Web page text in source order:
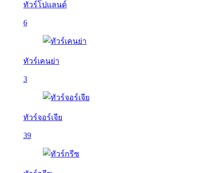
ทัวร์โปแลนด์
6
ทัวร์เคนย่า
3
ทัวร์จอร์เจีย
39